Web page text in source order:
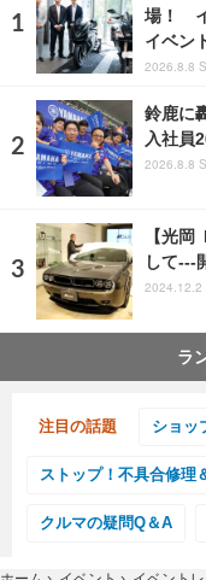
場！ イ
イベン
2026.8.8
鈴鹿に
入社員
2026.8.8
【光
して---
2024.12.2
ラ
注目の話題 ショッ
ストップ！不具合修理
クルマの疑問Q＆A